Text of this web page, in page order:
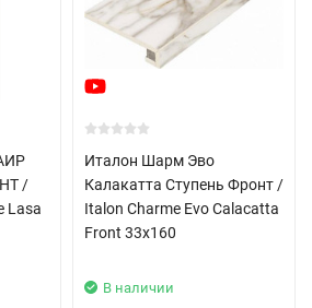
неповторимый и роскошный вид.
красоте рисунка натурального
керамограниты из серии Эмпайр /
доминантой декора любого
/
Lasa
Италон Шарм Эво
Калакатта Ступень Фронт /
Italon Charme Evo Calacatta
Front 33x160
В наличии